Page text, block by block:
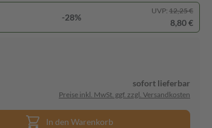
-28%
UVP: 12,25 €
8,80 €
sofort lieferbar
Preise inkl. MwSt. ggf. zzgl. Versandkosten
In den Warenkorb